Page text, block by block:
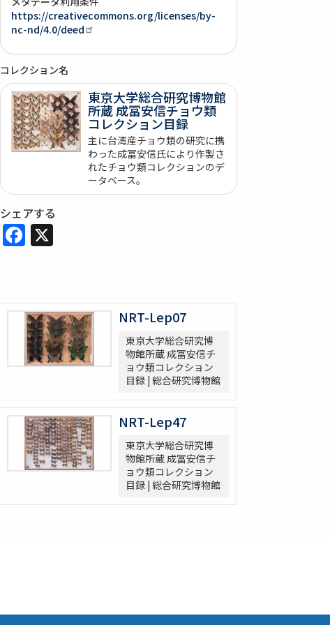
https://creativecommons.org/licenses/by-
nc-nd/4.0/deed
コレクション名
東京大学総合研究博物館
所蔵 成冨安信チョウ類
コレクション目録
主に台湾産チョウ類の研究に携
わった成冨安信氏により作製さ
れたチョウ類コレクションのデ
ータベース。
シェアする
Facebook
X
NRT-Lep07
東京大学総合研究博
物館所蔵 成冨安信チ
ョウ類コレクション
目録 | 総合研究博物館
NRT-Lep47
東京大学総合研究博
物館所蔵 成冨安信チ
ョウ類コレクション
目録 | 総合研究博物館